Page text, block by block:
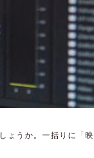
ょうか。一括りに「映